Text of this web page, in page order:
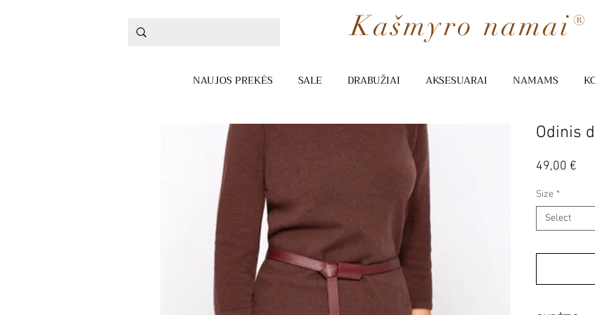
Kašmyro namai®
NAUJOS PREKĖS SALE DRABUŽIAI AKSESUARAI NAMAMS
Odinis
49,00 €
Size *
Select